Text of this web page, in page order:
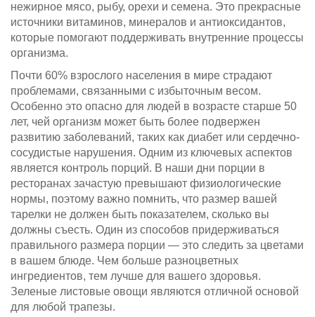
нежирное мясо, рыбу, орехи и семена. Это прекрасные
источники витаминов, минералов и антиоксидантов,
которые помогают поддерживать внутренние процессы
организма.
Почти 60% взрослого населения в мире страдают
проблемами, связанными с избыточным весом.
Особенно это опасно для людей в возрасте старше 50
лет, чей организм может быть более подвержен
развитию заболеваний, таких как диабет или сердечно-
сосудистые нарушения. Одним из ключевых аспектов
является контроль порций. В наши дни порции в
ресторанах зачастую превышают физиологические
нормы, поэтому важно помнить, что размер вашей
тарелки не должен быть показателем, сколько вы
должны съесть. Один из способов придерживаться
правильного размера порции — это следить за цветами
в вашем блюде. Чем больше разноцветных
ингредиентов, тем лучше для вашего здоровья.
Зеленые листовые овощи являются отличной основой
для любой трапезы.